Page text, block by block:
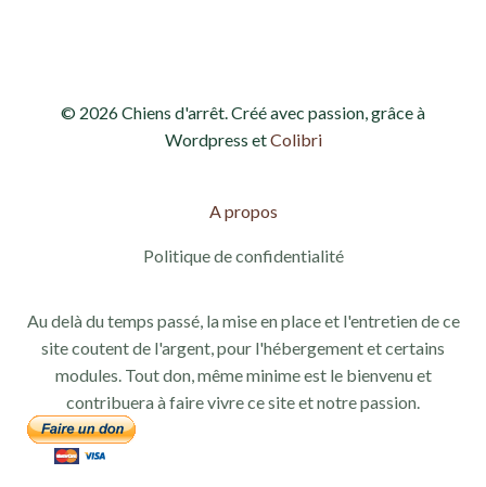
© 2026 Chiens d'arrêt. Créé avec passion, grâce à
Wordpress etColibri
A propos
Politique de confidentialité
Au delà du temps passé, la mise en place et l'entretien de ce
site coutent de l'argent, pour l'hébergement et certains
modules. Tout don, même minime est le bienvenu et
contribuera à faire vivre ce site et notre passion.